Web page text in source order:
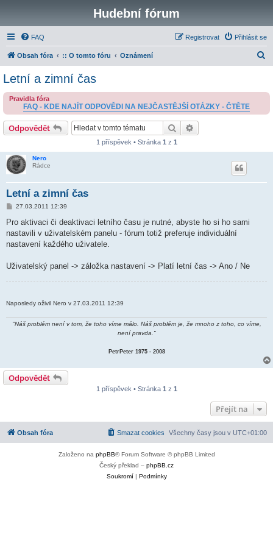
Hudební fórum
FAQ Přihlásit se
Registrovat
Obsah fóra :: O tomto fóru Oznámení
a
Letní a zimní čas
Pravidla fóra
FAQ - KDE NAJÍT ODPOVĚDI NA NEJČASTĚJŠÍ OTÁZKY - ČTĚTE
Odpovědět Hledat
1 příspěvek • Stránka 1 z 1
Nero
Rádce
Letní a zimní čas
P
í
p
ě
k
27.03.2011 12:39
Pro aktivaci či deaktivaci letního času je nutné, abyste ho si ho sami
nastavili v uživatelském panelu - fórum totiž preferuje individuální
nastavení každého uživatele.
Uživatelský panel -> záložka nastavení -> Platí letní čas -> Ano / Ne
Naposledy oživil Nero v 27.03.2011 12:39
"Náš problém není v tom, že toho víme málo. Náš problém je, že mnoho z toho, co víme,
není pravda."
PetrPeter 1975 - 2008
Odpovědět
1 příspěvek • Stránka 1 z 1
Přejít na
Obsah fóra Všechny časy jsou v UTC+01:00
Smazat cookies
Založeno na phpBB® Forum Software © phpBB Limited
Český překlad – phpBB.cz
Soukromí| Podmínky